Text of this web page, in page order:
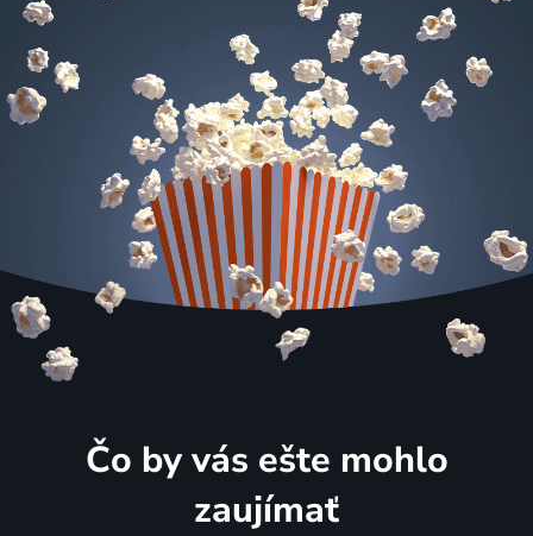
Čo by vás ešte mohlo
zaujímať